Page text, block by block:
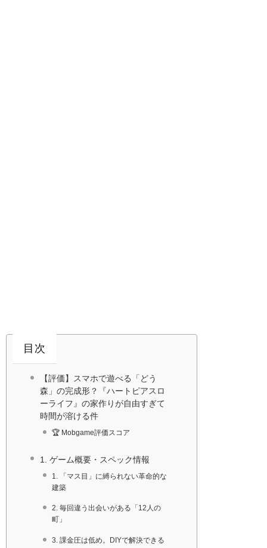
目次
【評価】スマホで遊べる「どう
森」の完成形？『ハートピアスロ
ーライフ』の家作りが自由すぎて
時間が溶ける件
🏆 Mobgame評価スコア
1. ゲーム概要・スペック情報
1. 「マス目」に縛られない革命的な
建築
2. 毎回違う出会いがある「12人の
町」
3. 課金圧は低め。DIYで解決できる